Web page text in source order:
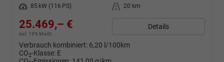
Leistung
85 kW (116 PS) Kilometerstand 20 km
25.469,– €
incl. 19% MwSt.
Details
Verbrauch kombiniert: 6,20 l/100km
CO2-Klasse: E